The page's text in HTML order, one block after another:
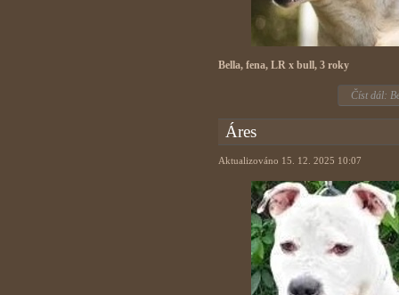
Bella, fena, LR x bull, 3 roky
Číst dál:
Áres
Aktualizováno 15. 12. 2025 10:07